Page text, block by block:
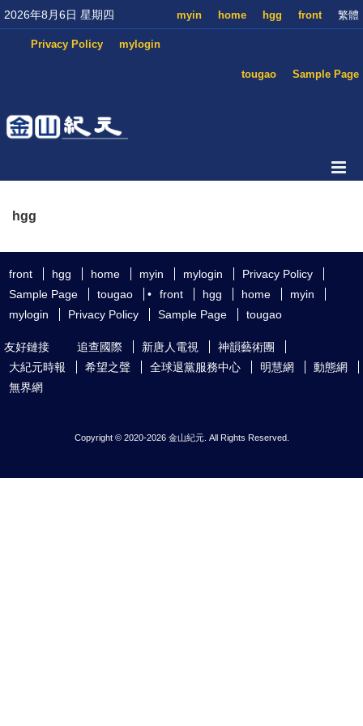
2026年8月6日 星期四 繁體
front
hgg
home
myin
mylogin
Privacy Policy
Sample Page
tougao
hgg
front hgg home myin mylogin
Privacy Policy
Sample Page
tougao • front hgg home
myin
mylogin
Privacy Policy Sample Page tougao
友好鏈接 追查國際 新唐人電視
神韻藝術團
大紀元時報
希望之聲 全球退黨服務中心 明慧網
動態網
無界網
Copyright © 2020-2026 金山紀元. All Rights Reserved.